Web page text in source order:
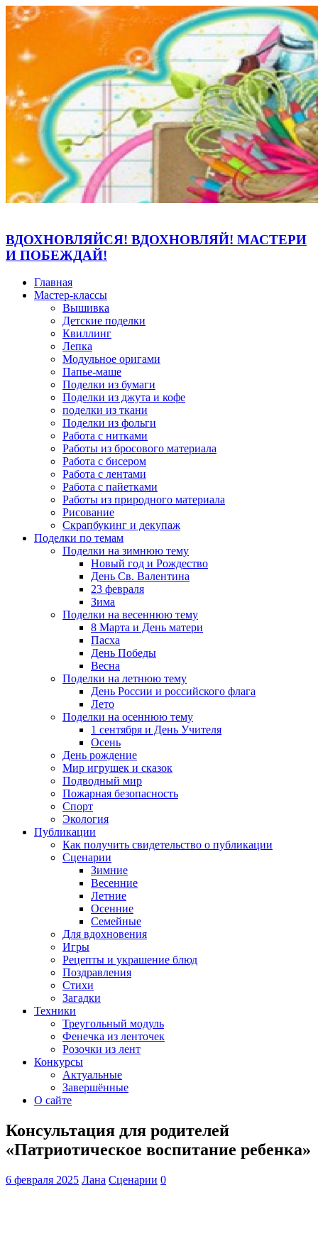
ВДОХНОВЛЯЙСЯ! ВДОХНОВЛЯЙ! МАСТЕРИ
И ПОБЕЖДАЙ!
Главная
Мастер-классы
Вышивка
Детские поделки
Квиллинг
Лепка
Модульное оригами
Папье-маше
Поделки из бумаги
Поделки из джута и кофе
поделки из ткани
Поделки из фольги
Работа с нитками
Работы из бросового материала
Работа с бисером
Работа с лентами
Работа с пайетками
Работы из природного материала
Рисование
Скрапбукинг и декупаж
Поделки по темам
Поделки на зимнюю тему
Новый год и Рождество
День Св. Валентина
23 февраля
Зима
Поделки на весеннюю тему
8 Марта и День матери
Пасха
День Победы
Весна
Поделки на летнюю тему
День России и российского флага
Лето
Поделки на осеннюю тему
1 сентября и День Учителя
Осень
День рождение
Мир игрушек и сказок
Подводный мир
Пожарная безопасность
Спорт
Экология
Публикации
Как получить свидетельство о публикации
Сценарии
Зимние
Весенние
Летние
Осенние
Семейные
Для вдохновения
Игры
Рецепты и украшение блюд
Поздравления
Стихи
Загадки
Техники
Треугольный модуль
Фенечка из ленточек
Розочки из лент
Конкурсы
Актуальные
Завершённые
О сайте
Консультация для родителей
«Патриотическое воспитание ребенка»
6 февраля 2025 Лана Сценарии 0